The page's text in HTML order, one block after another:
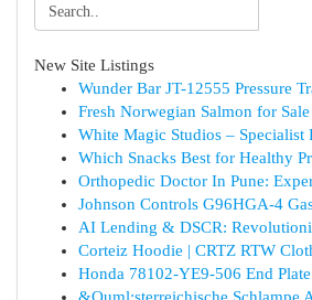
New Site Listings
Wunder Bar JT-12555 Pressure
Fresh Norwegian Salmon for Sale
White Magic Studios – Specialist
Which Snacks Best for Healthy
Orthopedic Doctor In Pune:
Johnson Controls G96HGA-4
AI Lending & DSCR:
Corteiz Hoodie | CRTZ RTW
Honda 78102-YE9-506 End Plate